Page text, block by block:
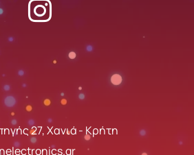
27, Χανιά - Κρήτη